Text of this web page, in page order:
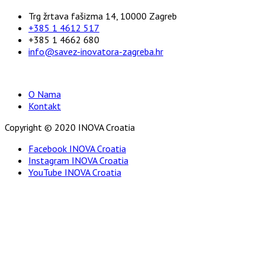
Trg žrtava fašizma 14, 10000 Zagreb
+385 1 4612 517
+385 1 4662 680
info@savez-inovatora-zagreba.hr
O Nama
Kontakt
Copyright © 2020 INOVA Croatia
Facebook INOVA Croatia
Instagram INOVA Croatia
YouTube INOVA Croatia